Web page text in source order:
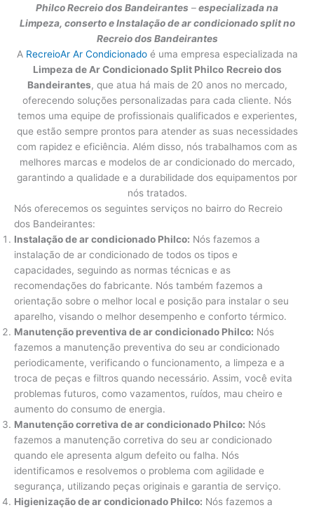
PhilcoRecreio dos Bandeirantes –especializada na
Limpeza, conserto e Instalação de ar condicionado split no
Recreio dos Bandeirantes
A RecreioAr Ar Condicionadoé uma empresa especializada na
Limpeza de Ar Condicionado Split Philco Recreio dos
Bandeirantes, que atua há mais de 20 anos no mercado,
oferecendo soluções personalizadas para cada cliente. Nós
temos uma equipe de profissionais qualificados e experientes,
que estão sempre prontos para atender as suas necessidades
com rapidez e eficiência. Além disso, nós trabalhamos com as
melhores marcas e modelos de ar condicionado do mercado,
garantindo a qualidade e a durabilidade dos equipamentos por
nós tratados.
Nós oferecemos os seguintes serviços no bairro do Recreio
dos Bandeirantes:
Instalação de ar condicionado Philco: Nós fazemos a
instalação de ar condicionado de todos os tipos e
capacidades, seguindo as normas técnicas e as
recomendações do fabricante. Nós também fazemos a
orientação sobre o melhor local e posição para instalar o seu
aparelho, visando o melhor desempenho e conforto térmico.
Manutenção preventiva de ar condicionado Philco: Nós
fazemos a manutenção preventiva do seu ar condicionado
periodicamente, verificando o funcionamento, a limpeza e a
troca de peças e filtros quando necessário. Assim, você evita
problemas futuros, como vazamentos, ruídos, mau cheiro e
aumento do consumo de energia.
Manutenção corretiva de ar condicionado Philco: Nós
fazemos a manutenção corretiva do seu ar condicionado
quando ele apresenta algum defeito ou falha. Nós
identificamos e resolvemos o problema com agilidade e
segurança, utilizando peças originais e garantia de serviço.
Higienização de ar condicionado Philco: Nós fazemos a